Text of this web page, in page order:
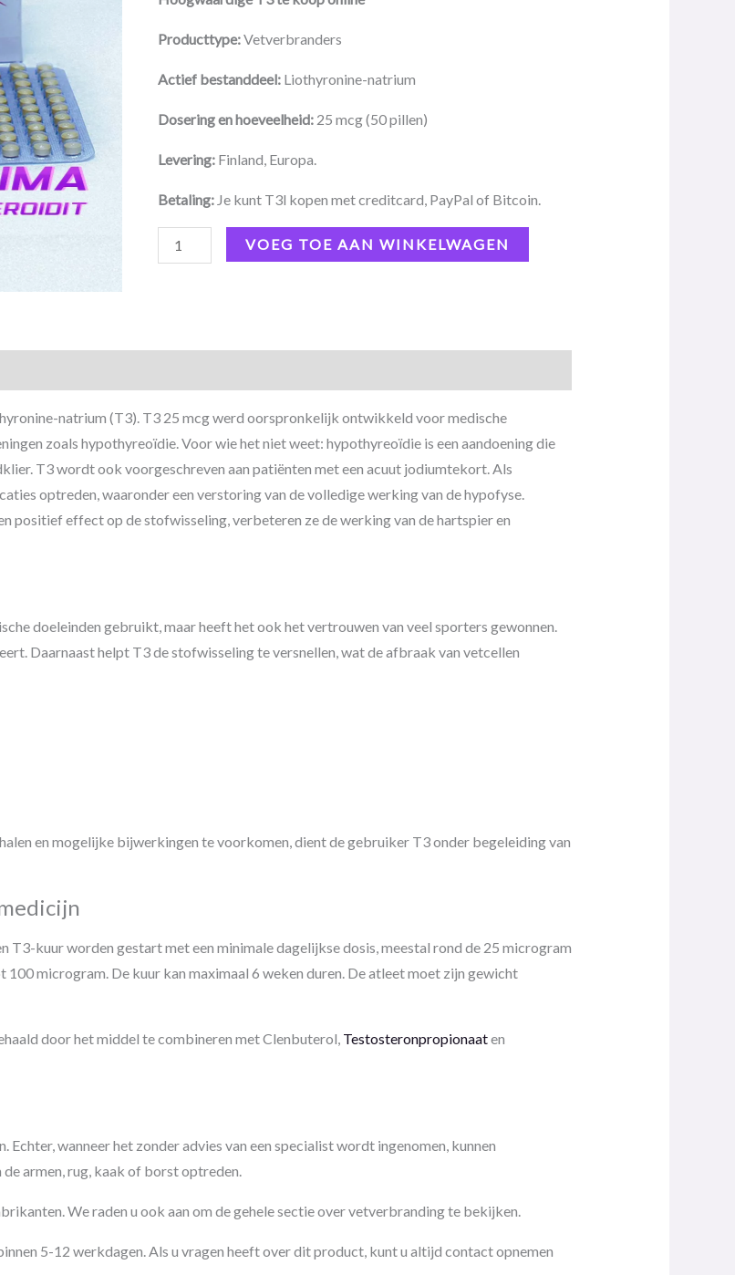
Producttype:Vetverbranders
Actief bestanddeel: Liothyronine-natrium
Dosering en hoeveelheid: 25 mcg (50 pillen)
Levering: Finland, Europa.
Betaling: Je kunt T3l kopen met creditcard, PayPal of Bitcoin.
VOEG TOE AAN WINKELWAGEN
natrium (T3). T3 25 mcg werd oorspronkelijk ontwikkeld voor medische
zoals hypothyreoïdie. Voor wie het niet weet: hypothyreoïdie is een aandoening die
T3 wordt ook voorgeschreven aan patiënten met een acuut jodiumtekort. Als
optreden, waaronder een verstoring van de volledige werking van de hypofyse.
positief effect op de stofwisseling, verbeteren ze de werking van de hartspier en
doeleinden gebruikt, maar heeft het ook het vertrouwen van veel sporters gewonnen.
Daarnaast helpt T3 de stofwisseling te versnellen, wat de afbraak van vetcellen
en mogelijke bijwerkingen te voorkomen, dient de gebruiker T3 onder begeleiding van
T3-kuur worden gestart met een minimale dagelijkse dosis, meestal rond de 25 microgram
microgram. De kuur kan maximaal 6 weken duren. De atleet moet zijn gewicht
door het middel te combineren met Clenbuterol, Testosteronpropionaaten
wanneer het zonder advies van een specialist wordt ingenomen, kunnen
armen, rug, kaak of borst optreden.
We raden u ook aan om de gehele sectie over vetverbranding te bekijken.
5-12 werkdagen. Als u vragen heeft over dit product, kunt u altijd contact opnemen